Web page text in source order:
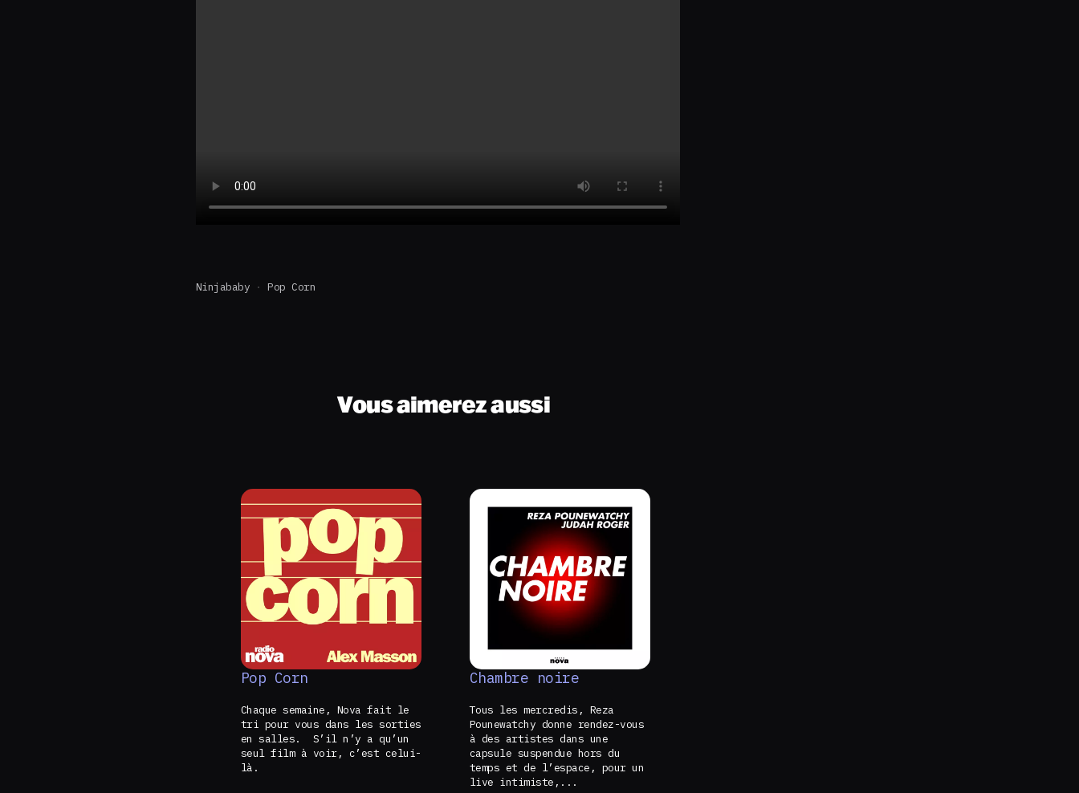
Ninjababy Pop Corn
Vous aimerez aussi
Pop Corn
Chaque semaine, Nova fait le
tri pour vous dans les sorties
en salles. S’il n’y a qu’un
seul film à voir, c’est celui-
là.
Chambre noire
Tous les mercredis, Reza
Pounewatchy donne rendez-vous
à des artistes dans une
capsule suspendue hors du
temps et de l’espace, pour un
live intimiste,...